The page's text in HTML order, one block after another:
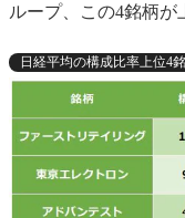
ループ、この4銘柄が
日経平均の構成比率上位4